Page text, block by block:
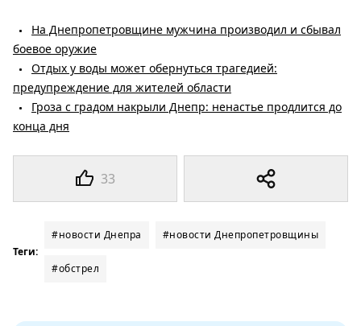
33
На Днепропетровщине мужчина производил и сбывал
боевое оружие
Отдых у воды может обернуться трагедией:
предупреждение для жителей области
Гроза с градом накрыли Днепр: ненастье продлится до
конца дня
Теги:
#новости Днепра #новости Днепропетровщины
#обстрел